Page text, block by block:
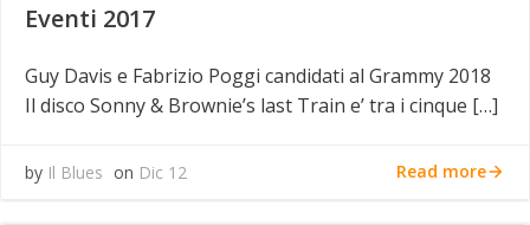
Eventi 2017
Guy Davis e Fabrizio Poggi candidati al Grammy 2018
Il disco Sonny & Brownie’s last Train e’ tra i cinque […]
by Il Blues on Dic 12 Read more